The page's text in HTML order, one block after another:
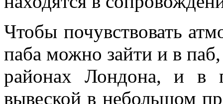
Чтобы почувствовать
паба можно зайти и в
районах Лондона, и в
вывеской в небольшом